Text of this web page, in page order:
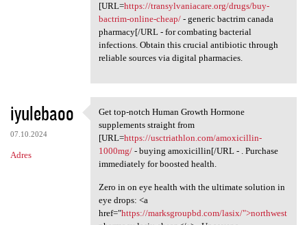
[URL=https://transylvaniacare.org/drugs/buy-
bactrim-online-cheap/- generic bactrim canada
pharmacy[/URL - for combating bacterial
infections. Obtain this crucial antibiotic through
reliable sources via digital pharmacies.
iyulebaoo
07.10.2024
Adres
Get top-notch Human Growth
Get top-notch Human Growth Hormone
supplements straight from
[URL=https://usctriathlon.com/amoxicillin-
1000mg/- buying amoxicillin[/URL - . Purchase
immediately for boosted health.
Zero in on eye health with the ultimate solution in
eye drops: <a
href="https://marksgroupbd.com/lasix/">northwest